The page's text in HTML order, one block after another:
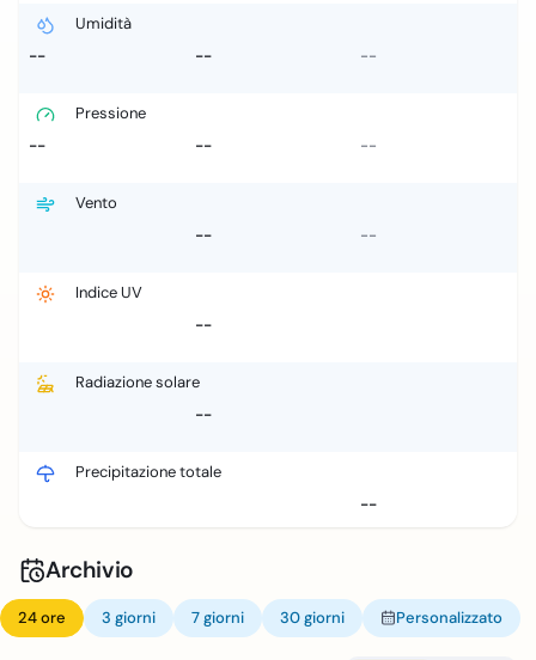
Umidità
--
-- --
Pressione
--
-- --
Vento
--
--
Indice UV
--
Radiazione solare
--
Precipitazione totale
--
Archivio
24 ore 3 giorni 7 giorni 30 giorni Personalizzato